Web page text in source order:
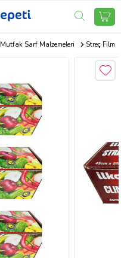
Mutfak Sarf Malzemeleri Streç Film